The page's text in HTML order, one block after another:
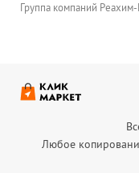
Группа компаний
Любое